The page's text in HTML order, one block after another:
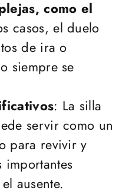
como el
casos, el duelo
de ira o
siempre se
: La silla
servir como un
para revivir y
importantes
ausente.